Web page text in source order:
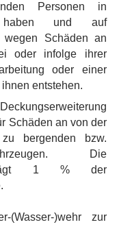
Personen in
haben und auf
wegen Schäden an
oder infolge ihrer
oder einer
entstehen.
Schäden an von der
bergenden bzw.
Die
1 % der
)wehr zur